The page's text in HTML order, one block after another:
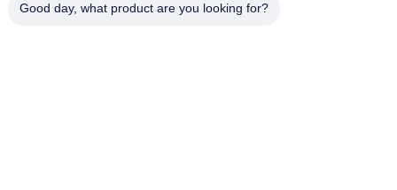
Good day, what product are you looking for?